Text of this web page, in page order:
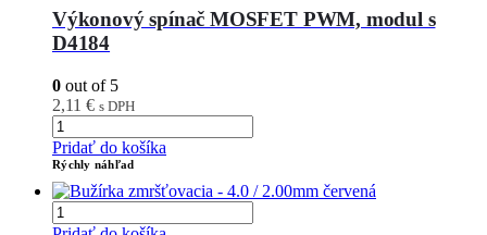
Výkonový spínač MOSFET PWM, modul s
D4184
0 out of 5
2,11 € s DPH
Pridať do košíka
Rýchly náhľad